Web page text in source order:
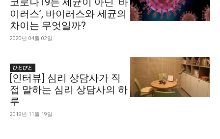
이러스’, 바이러스와 세균의
차이는 무엇일까?
2020년 04월 02일
ひとびと
[인터뷰] 심리 상담사가 직
접 말하는 심리 상담사의 하
루
2019년 11월 19일